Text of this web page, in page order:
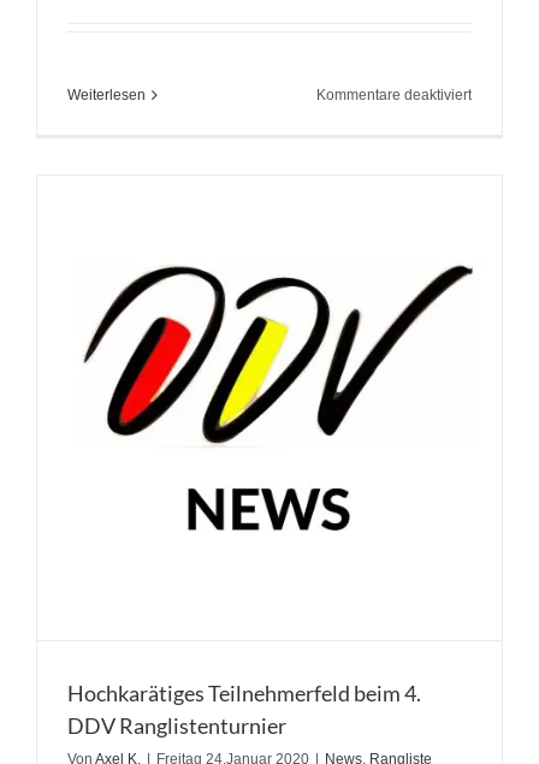
Weiterlesen Kommentare deaktiviertfür
Hochkarätiges Teilnehmerfeld beim 4.
DDV Ranglistenturnier
Von Axel K. Freitag 24.Januar 2020 News, Rangliste